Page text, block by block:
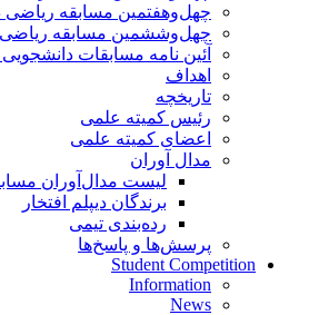
چهل‌و‌هفتمین مسابقه ریاضی
چهل‌و‌ششمین مسابقه ریاضی
آئین نامه مسابقات
اهداف
تاریخچه
رئیس کمیته علمی
اعضای کمیته علمی
مدال آوران
لیست مدال‌آوران
برندگان دیپلم افتخار
رده‌بندی تیمی
پرسش‌ها و پاسخ‌ها
Student Competition
Information
News